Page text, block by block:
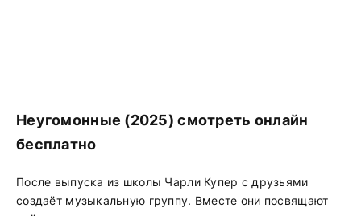
Неугомонные (2025) смотреть онлайн
бесплатно
После выпуска из школы Чарли Купер с друзьями
создаёт музыкальную группу. Вместе они посвящают